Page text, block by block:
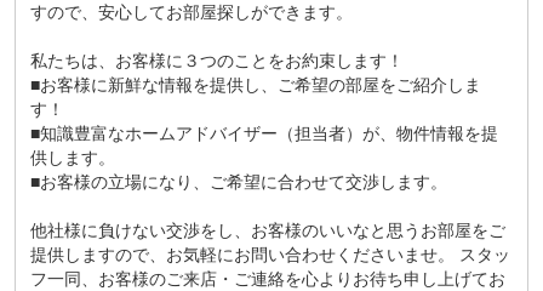
すので、安心してお部屋探しができます。
私たちは、お客様に３つのことをお約束します！
■お客様に新鮮な情報を提供し、ご希望の部屋をご紹介しま
す！
■知識豊富なホームアドバイザー（担当者）が、物件情報を提
供します。
■お客様の立場になり、ご希望に合わせて交渉します。
他社様に負けない交渉をし、お客様のいいなと思うお部屋をご
提供しますので、お気軽にお問い合わせくださいませ。 スタッ
フ一同、お客様のご来店・ご連絡を心よりお待ち申し上げてお